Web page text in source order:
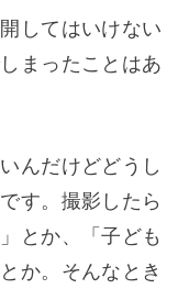
してはいけない
まったことはあ
んだけどどうし
す。撮影したら
とか、「子ども
か。そんなとき